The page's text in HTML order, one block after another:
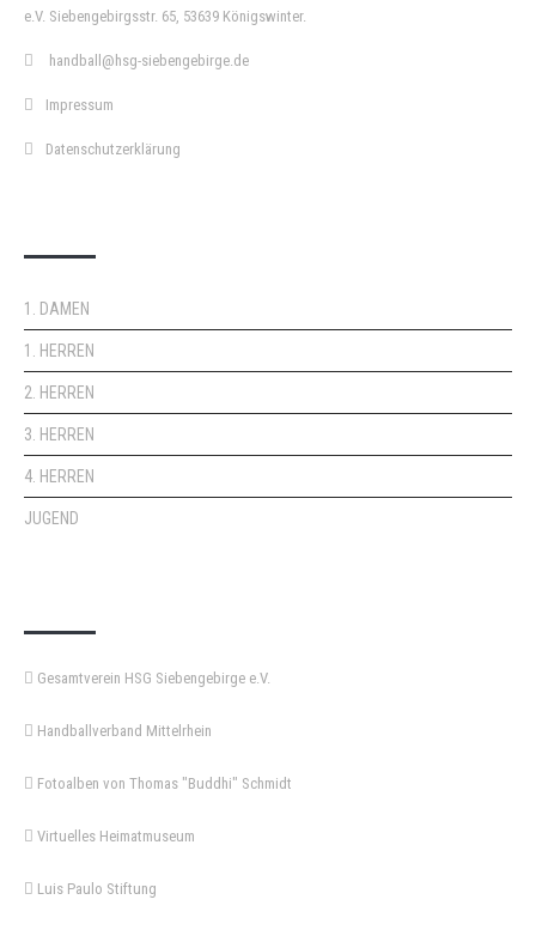
e.V. Siebengebirgsstr. 65, 53639 Königswinter.
handball@hsg-siebengebirge.de
Impressum
Datenschutzerklärung
1. DAMEN
1. HERREN
2. HERREN
3. HERREN
4. HERREN
JUGEND
Gesamtverein HSG Siebengebirge e.V.
Handballverband Mittelrhein
Fotoalben von Thomas "Buddhi" Schmidt
Virtuelles Heimatmuseum
Luis Paulo Stiftung